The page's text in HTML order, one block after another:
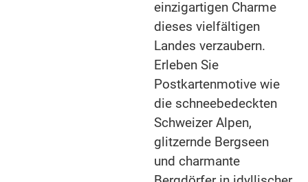
einzigartigen Charme
dieses vielfältigen
Landes verzaubern.
Erleben Sie
Postkartenmotive wie
die schneebedeckten
Schweizer Alpen,
glitzernde Bergseen
und charmante